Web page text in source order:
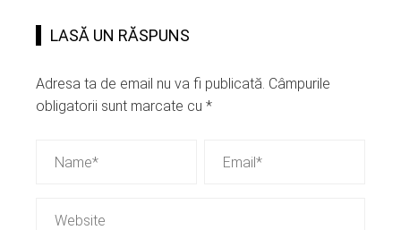
LASĂ UN RĂSPUNS
Adresa ta de email nu va fi publicată. Câmpurile
obligatorii sunt marcate cu *